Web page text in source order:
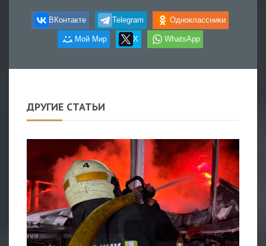
ВКонтакте Telegram Одноклассники
Мой Мир X WhatsApp
ДРУГИЕ СТАТЬИ